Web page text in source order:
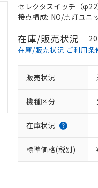
セレクタスイッチ（
接点構成: NO/点灯ユニ
在庫/販売状況
在庫/販売状況 ご利用条
販売状況
機種区分
在庫状況
標準価格(税別)